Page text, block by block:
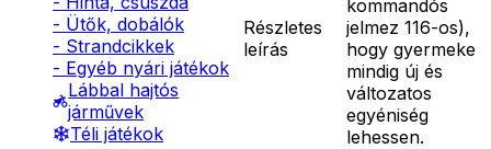
- Ütők, dobálók
- Strandcikkek
- Egyéb nyári játékok
Lábbal hajtós
járművek
Téli játékok
Részletes
leírás
kommandós
jelmez 116-os),
hogy gyermeke
mindig új és
változatos
egyéniség
lehessen.